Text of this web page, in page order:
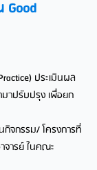
Good
ประเมินผล
มาปรับปรุง เพื่อยก
กิจกรรม/ โครงการที่
จารย์ ในคณะ